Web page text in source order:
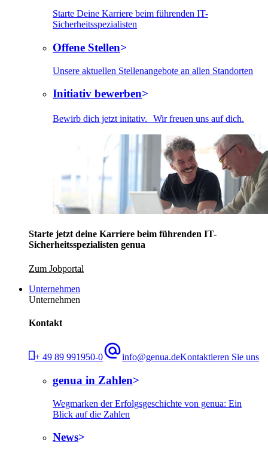
Starte Deine Karriere beim führenden IT-
Sicherheitsspezialisten
Offene Stellen
Unsere aktuellen Stellenangebote an allen Standorten
Initiativ bewerben
Bewirb dich jetzt initativ. Wir freuen uns auf dich.
Starte jetzt deine Karriere beim führenden IT-
Sicherheitsspezialisten genua
Zum Jobportal
Unternehmen
Unternehmen
Kontakt
+ 49 89 991950-0 info@genua.deKontaktieren Sie uns
genua in Zahlen
Wegmarken der Erfolgsgeschichte von genua: Ein
Blick auf die Zahlen
News